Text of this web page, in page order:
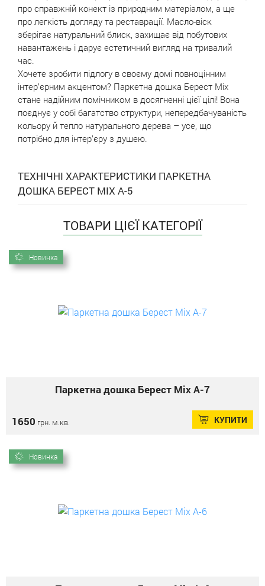
про справжній конект із природним матеріалом, а ще
про легкість догляду та реставрації. Масло-віск
зберігає натуральний блиск, захищає від побутових
навантажень і дарує естетичний вигляд на тривалий
час.
Хочете зробити підлогу в своєму домі повноцінним
інтер’єрним акцентом? Паркетна дошка Берест Mix
стане надійним помічником в досягненні цієї цілі! Вона
поєднує у собі багатство структури, непередбачуваність
кольору й тепло натурального дерева – усе, що
потрібно для інтер’єру з душею.
ТЕХНІЧНІ ХАРАКТЕРИСТИКИ ПАРКЕТНА
ДОШКА БЕРЕСТ MIX А-5
ТОВАРИ ЦІЄЇ КАТЕГОРІЇ
Новинка
Паркетна дошка Берест Mix А-7
1650 грн. м.кв. КУПИТИ
Новинка